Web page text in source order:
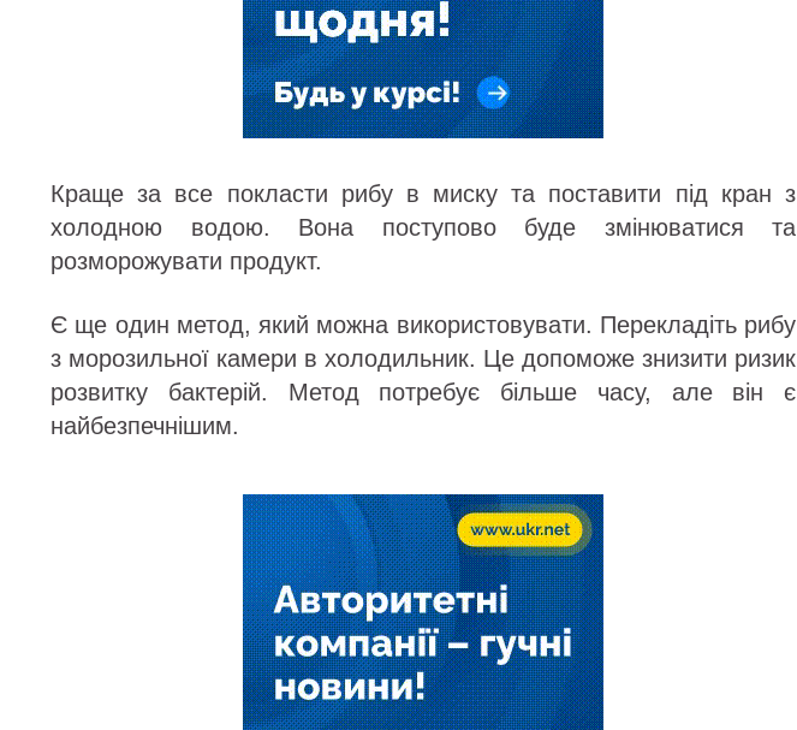
Краще за все покласти рибу в миску та поставити під кран з
холодною водою. Вона поступово буде змінюватися та
розморожувати продукт.
Є ще один метод, який можна використовувати. Перекладіть рибу
з морозильної камери в холодильник. Це допоможе знизити ризик
розвитку бактерій. Метод потребує більше часу, але він є
найбезпечнішим.